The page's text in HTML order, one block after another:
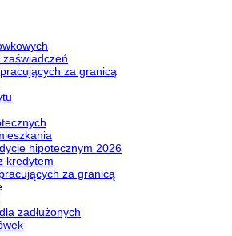
za granicą
hipotecznym 2026
kredytem
za granicą
zadłużonych